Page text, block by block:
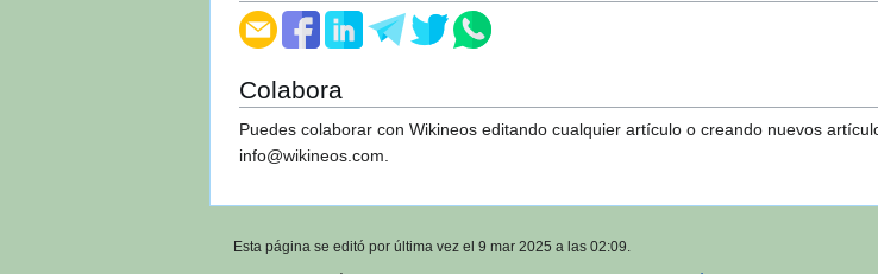
Colabora
Puedes colaborar con Wikineos editando cualquier artículo o creando nuevos
info@wikineos.com.
Esta página se editó por última vez el 9 mar 2025 a las 02:09.